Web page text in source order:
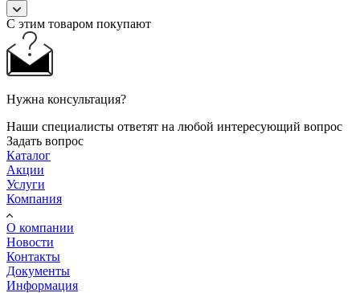
С этим товаром покупают
Нужна консультация?
Наши специалисты ответят на любой интересующий вопрос
Задать вопрос
Каталог
Акции
Услуги
Компания
О компании
Новости
Контакты
Документы
Информация